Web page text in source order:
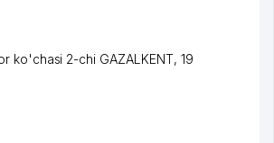
ko'chasi 2-chi GAZALKENT, 19